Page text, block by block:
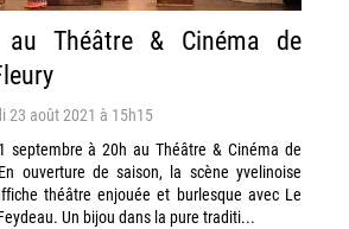
au Théâtre & Cinéma de
23 août 2021 à 15h15
septembre à 20h au Théâtre & Cinéma de
ouverture de saison, la scène yvelinoise
théâtre enjouée et burlesque avec Le
Un bijou dans la pure traditi...